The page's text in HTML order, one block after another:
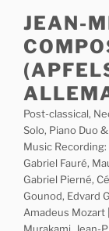
content
JEAN-
Post-classical,
Solo, Piano Duo
Music Recording:
Gabriel Fauré,
Gabriel Pierné,
Gounod, Edvard
Amadeus Mozart